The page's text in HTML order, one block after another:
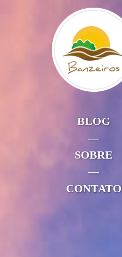
BLOG
—
SOBRE
—
CONTATO